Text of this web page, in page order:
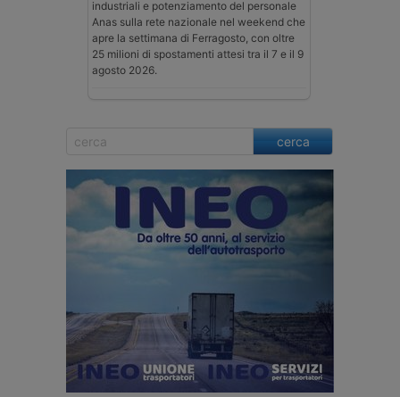
industriali e potenziamento del personale
Anas sulla rete nazionale nel weekend che
apre la settimana di Ferragosto, con oltre
25 milioni di spostamenti attesi tra il 7 e il 9
agosto 2026.
cerca